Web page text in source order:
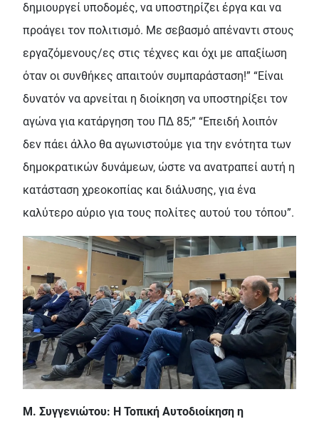
δημιουργεί υποδομές, να υποστηρίζει έργα και να
προάγει τον πολιτισμό. Με σεβασμό απέναντι στους
εργαζόμενους/ες στις τέχνες και όχι με απαξίωση
όταν οι συνθήκες απαιτούν συμπαράσταση!” “Είναι
δυνατόν να αρνείται η διοίκηση να υποστηρίξει τον
αγώνα για κατάργηση του ΠΔ 85;” “Επειδή λοιπόν
δεν πάει άλλο θα αγωνιστούμε για την ενότητα των
δημοκρατικών δυνάμεων, ώστε να ανατραπεί αυτή η
κατάσταση χρεοκοπίας και διάλυσης, για ένα
καλύτερο αύριο για τους πολίτες αυτού του τόπου”.
Μ. Συγγενιώτου: Η Τοπική Αυτοδιοίκηση η